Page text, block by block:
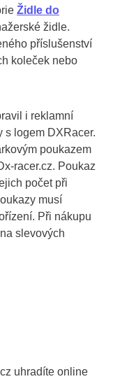
Židle do
židle.
příslušenství
koleček nebo
i reklamní
s logem DXRacer.
poukazem
racer.cz. Poukaz
počet při
musí
Při nákupu
slevových
uhradíte online